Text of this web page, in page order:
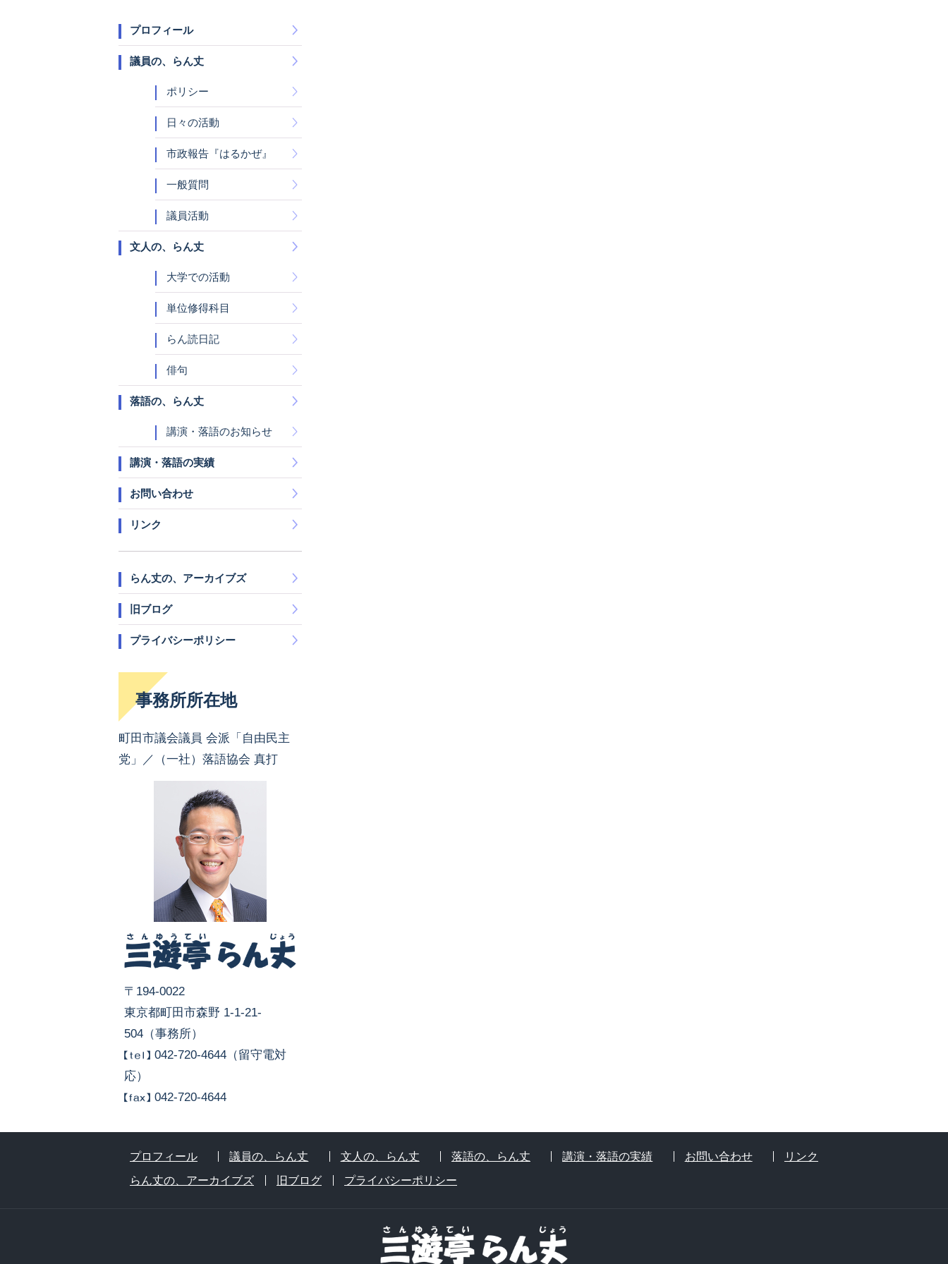
プロフィール
議員の、らん丈
ポリシー
日々の活動
市政報告『はるかぜ』
一般質問
議員活動
文人の、らん丈
大学での活動
単位修得科目
らん読日記
俳句
落語の、らん丈
講演・落語のお知らせ
講演・落語の実績
お問い合わせ
リンク
らん丈の、アーカイブズ
旧ブログ
プライバシーポリシー
事務所所在地
町田市議会議員 会派「自由民主
党」／（一社）落語協会 真打
〒194-0022
東京都町田市森野 1-1-21-
504（事務所）
042-720-4644（留守電対
応）
042-720-4644
プロフィール 議員の、らん丈 文人の、らん丈 落語の、らん丈 講演・落語の実績 お問い合わせ
リンク
らん丈の、アーカイブズ
旧ブログ プライバシーポリシー